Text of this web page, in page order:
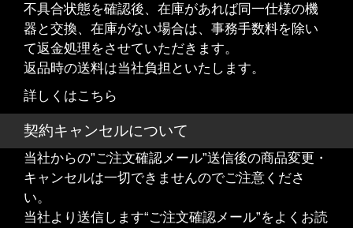
不具合状態を確認後、在庫があれば同一仕様の機
器と交換、在庫がない場合は、事務手数料を除い
て返金処理をさせていただきます。
返品時の送料は当社負担といたします。
詳しくはこちら
契約キャンセルについて
当社からの”ご注文確認メール”送信後の商品変更・
キャンセルは一切できませんのでご注意くださ
い。
当社より送信します“ご注文確認メール”をよくお読